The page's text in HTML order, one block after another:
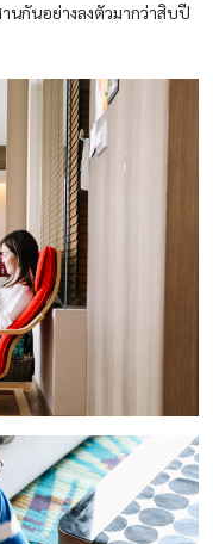
นกันอย่างลงตัวมากว่าสิบปี